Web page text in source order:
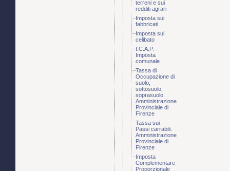
terreni e sui
redditi agrari
Imposta sui
fabbricati
Imposta sul
celibato
I.C.A.P. -
Imposta
comunale
Tassa di
Occupazione di
suolo,
sottosuolo,
soprasuolo.
Amministrazione
Provinciale di
Firenze
Tassa sui
Passi carrabili.
Amministrazione
Provinciale di
Firenze
Imposta
Complementare
Proporzionale